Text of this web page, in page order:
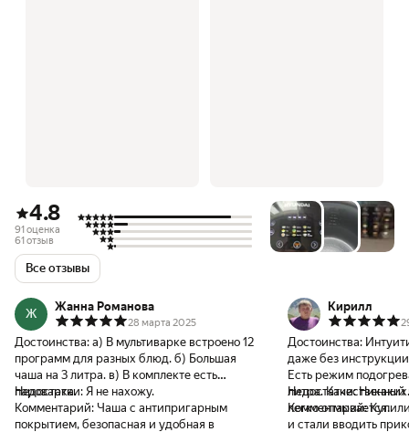
4.8
91 оценка
61 отзыв
Все отзывы
Ж
Жанна Романова
28 марта 2025
Достоинства: а) В мультиварке встроено 12
программ для разных блюд. б) Большая
чаша на 3 литра. в) В комплекте есть
пароварка.
Недостатки: Я не нахожу.
Комментарий: Чаша с антипригарным
покрытием, безопасная и удобная в
Кирилл
Достоинства:
даже без
Есть режим
литра.
легко отмывается.
Недостатки: Никаких.
Комментарий:
и стали вводить